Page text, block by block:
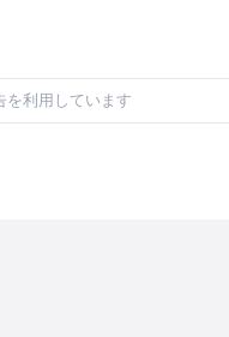
を利用しています